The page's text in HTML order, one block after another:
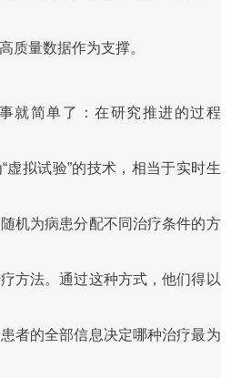
质量数据作为支撑。
就简单了：在研究推进的过程
虚拟试验”的技术，相当于实时生
机为病患分配不同治疗条件的方
方法。通过这种方式，他们得以
者的全部信息决定哪种治疗最为